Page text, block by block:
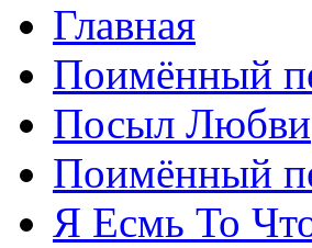
Главная
Поимённый
Посыл Любви
Поимённый
Я Есмь То